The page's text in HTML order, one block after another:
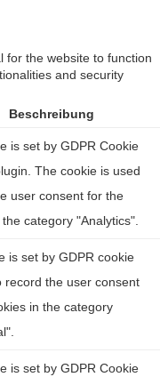
for the website to function
and security
Beschreibung
is set by GDPR Cookie
The cookie is used
user consent for the
category "Analytics".
is set by GDPR cookie
record the user consent
in the category
is set by GDPR Cookie